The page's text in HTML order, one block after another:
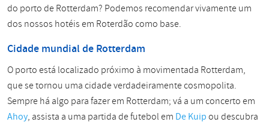
do porto de Rotterdam? Podemos recomendar vivamente um
dos nossos hotéis em Roterdão como base.
Cidade mundial de Rotterdam
O porto está localizado próximo à movimentada Rotterdam,
que se tornou uma cidade verdadeiramente cosmopolita.
Sempre há algo para fazer em Rotterdam; vá a um concerto em
Ahoy, assista a uma partida de futebol em De Kuipou descubra